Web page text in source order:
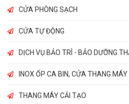
CỬA PHÒNG SẠCH
CỬA TỰ ĐỘNG
DỊCH VỤ BẢO TRÌ - BẢO DƯỠNG
INOX ỐP CA BIN, CỬA THANG MÁY
THANG MÁY CẢI TẠO